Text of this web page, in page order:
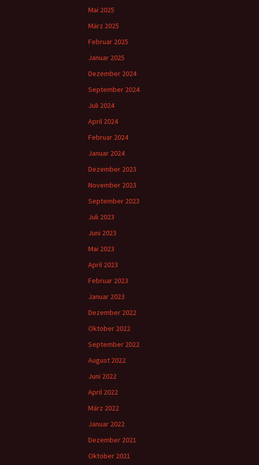
Mai 2025
März 2025
Februar 2025
Januar 2025
Dezember 2024
September 2024
Juli 2024
April 2024
Februar 2024
Januar 2024
Dezember 2023
November 2023
September 2023
Juli 2023
Juni 2023
Mai 2023
April 2023
Februar 2023
Januar 2023
Dezember 2022
Oktober 2022
September 2022
August 2022
Juni 2022
April 2022
März 2022
Januar 2022
Dezember 2021
Oktober 2021